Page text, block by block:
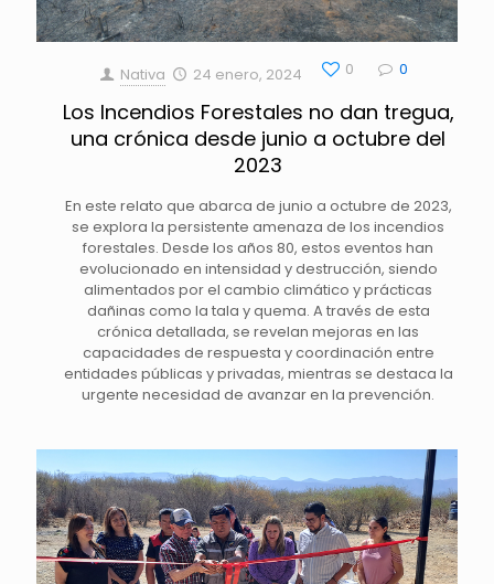
Nativa 24 enero, 2024 0 0
Los Incendios Forestales no dan tregua,
una crónica desde junio a octubre del
2023
En este relato que abarca de junio a octubre de 2023,
se explora la persistente amenaza de los incendios
forestales. Desde los años 80, estos eventos han
evolucionado en intensidad y destrucción, siendo
alimentados por el cambio climático y prácticas
dañinas como la tala y quema. A través de esta
crónica detallada, se revelan mejoras en las
capacidades de respuesta y coordinación entre
entidades públicas y privadas, mientras se destaca la
urgente necesidad de avanzar en la prevención.